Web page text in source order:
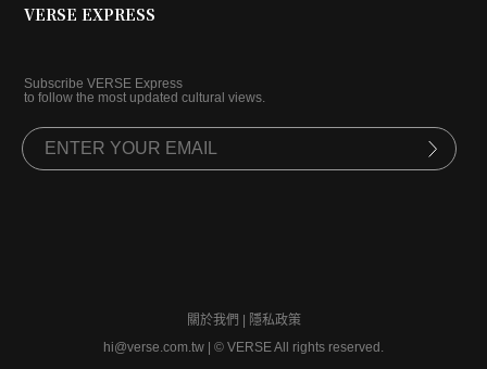
VERSE EXPRESS
Subscribe VERSE Express
to follow the most updated cultural views.
關於我們
隱私政策
hi@verse.com.tw
© VERSE All rights reserved.